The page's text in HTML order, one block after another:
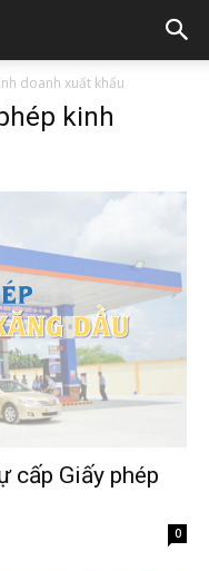
doanh xuất khẩu
kinh
cấp Giấy phép
0